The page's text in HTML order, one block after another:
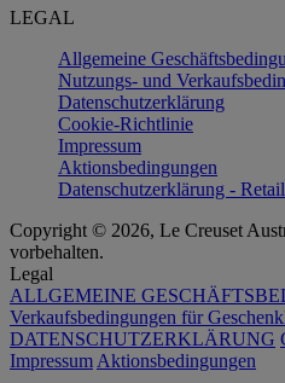
LEGAL
Allgemeine
Nutzungs- und
Datenschutzerklärung
Cookie-Richtlinie
Impressum
Aktionsbedingungen
Datenschutzerklärung -
Copyright © 2026, Le Creuset
vorbehalten.
Legal
ALLGEMEINE
Verkaufsbedingungen für
DATENSCHUTZERKLÄRUNG
Impressum Aktionsbedingungen